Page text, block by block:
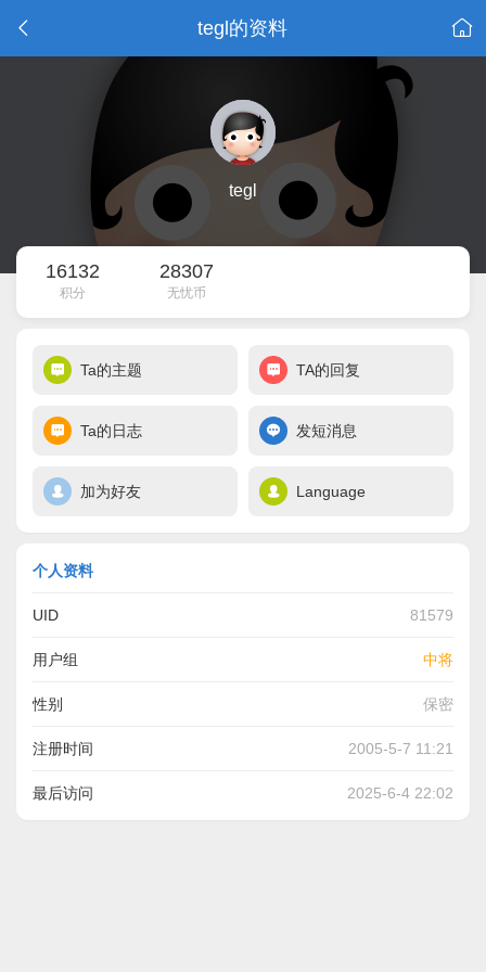
tegl的资料
tegl
16132
积分
28307
无忧币
Ta的主题 TA的回复
Ta的日志 发短消息
加为好友 Language
个人资料
UID 81579
用户组 中将
性别 保密
注册时间 2005-5-7 11:21
最后访问 2025-6-4 22:02